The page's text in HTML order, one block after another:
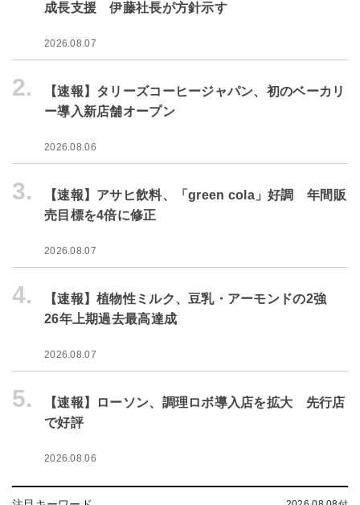
成長支援 伊藤社長が方針示す
2026.08.07
2.
【速報】タリーズコーヒージャパン、初のベーカリ
ー導入新店舗オープン
2026.08.06
3.
【速報】アサヒ飲料、「green cola」好調 年間販
売目標を4倍に修正
2026.08.07
4.
【速報】植物性ミルク、豆乳・アーモンドの2強
26年上期過去最高達成
2026.08.07
5.
【速報】ローソン、調理ロボ導入店を拡大 先行店
で好評
2026.08.06